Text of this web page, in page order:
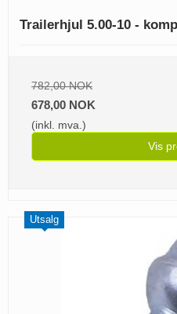
Trailerhjul 5.00-10 -
782,00 NOK
678,00 NOK
(inkl. mva.)
Vis
Utsalg